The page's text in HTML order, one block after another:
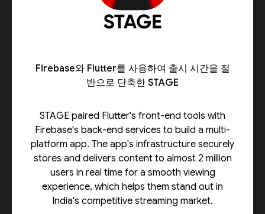
Firebase와 Flutter를 사용하여 출시 시간을 절
반으로 단축한 STAGE
STAGE paired Flutter's front-end tools with
Firebase's back-end services to build a multi-
platform app. The app's infrastructure securely
stores and delivers content to almost 2 million
users in real time for a smooth viewing
experience, which helps them stand out in
India's competitive streaming market.